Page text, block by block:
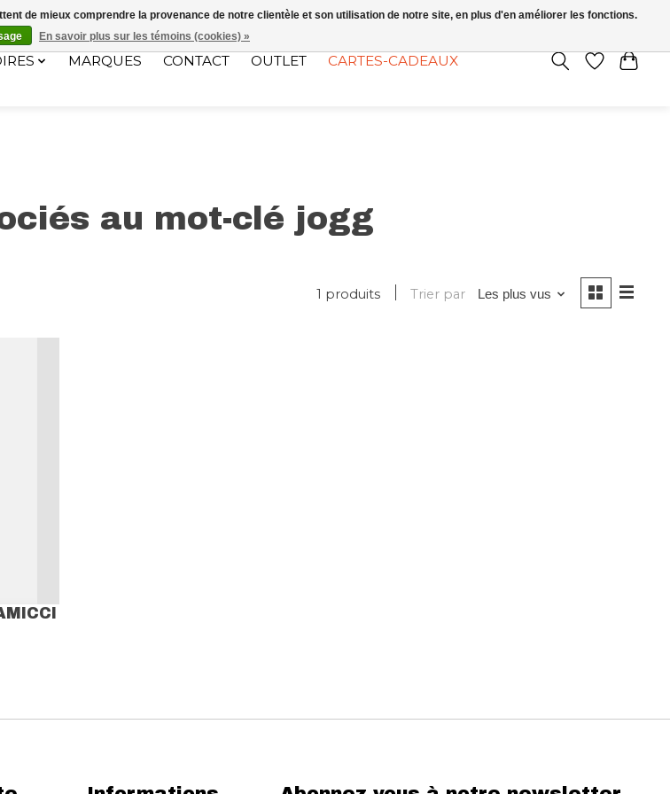
FR S’INSCRIRE / SE CONNECTER
MARQUES CONTACT OUTLET CARTES-CADEAUX
au mot-clé jogg
1 produits Trier par Les plus vus
de mieux comprendre la provenance de notre clientèle et son utilisation de notre site, en plus d'en améliorer les fonctions.
En savoir plus sur les témoins (cookies) »